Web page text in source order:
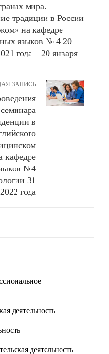
мира.
традиции в России
на кафедре
языков № 4 20
года – 20 января
ЗАПИСЬ
в
кафедре
№4
31
года
деятельность
деятельность